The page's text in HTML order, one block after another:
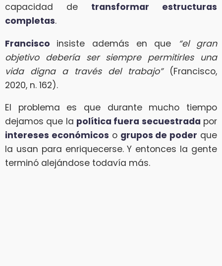
capacidad de transformar estructuras
completas.
Francisco insiste además en que “el gran
objetivo debería ser siempre permitirles una
vida digna a través del trabajo” (Francisco,
2020, n. 162).
El problema es que durante mucho tiempo
dejamos que la política fuera secuestrada por
intereses económicos o grupos de poder que
la usan para enriquecerse. Y entonces la gente
terminó alejándose todavía más.